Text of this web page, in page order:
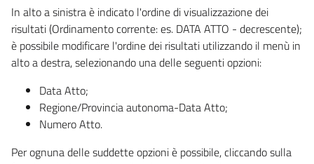
In alto a sinistra è indicato l'ordine di visualizzazione dei
risultati (Ordinamento corrente: es. DATA ATTO - decrescente);
è possibile modificare l'ordine dei risultati utilizzando il menù in
alto a destra, selezionando una delle seguenti opzioni:
Data Atto;
Regione/Provincia autonoma-Data Atto;
Numero Atto.
Per ognuna delle suddette opzioni è possibile, cliccando sulla